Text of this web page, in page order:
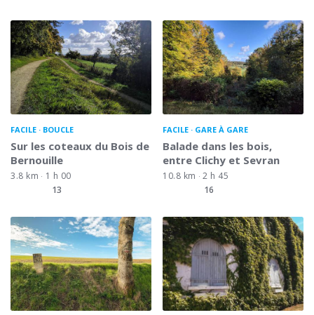
FACILE BOUCLE
Sur les coteaux du Bois de
Bernouille
3.8 km
1 h 00
13
FACILE GARE À GARE
Balade dans les bois,
entre Clichy et Sevran
10.8 km
2 h 45
16